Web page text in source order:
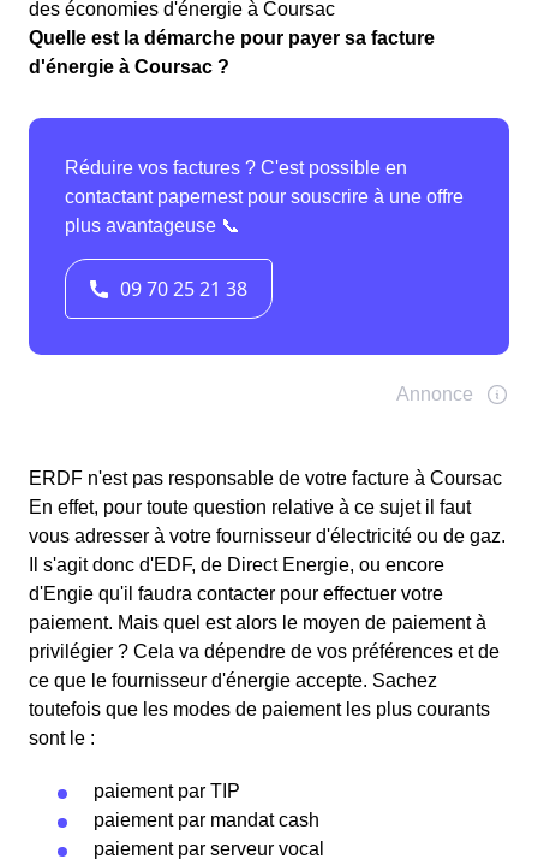
des économies d'énergie à Coursac
Quelle est la démarche pour payer sa facture
d'énergie à Coursac ?
ERDF n'est pas responsable de votre facture à Coursac
En effet, pour toute question relative à ce sujet il faut
vous adresser à votre fournisseur d'électricité ou de gaz.
Il s'agit donc d'EDF, de Direct Energie, ou encore
d'Engie qu'il faudra contacter pour effectuer votre
paiement. Mais quel est alors le moyen de paiement à
privilégier ? Cela va dépendre de vos préférences et de
ce que le fournisseur d'énergie accepte. Sachez
toutefois que les modes de paiement les plus courants
sont le :
paiement par TIP
paiement par mandat cash
paiement par serveur vocal